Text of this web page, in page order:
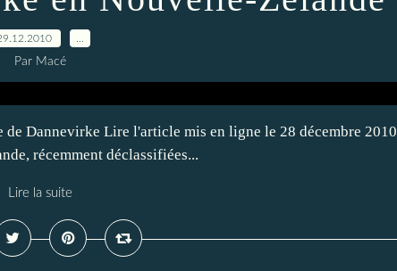
Par Macé
Dannevirke Lire l'article mis en ligne le 28 décembre
récemment déclassifiées...
Lire la suite